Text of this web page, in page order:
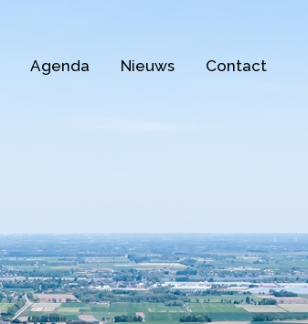
Agenda Nieuws Contact